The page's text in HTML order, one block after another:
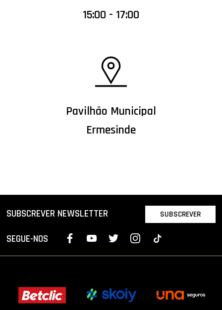
15:00 - 17:00
Pavilhão Municipal
Ermesinde
SUBSCREVER NEWSLETTER SUBSCREVER
SEGUE-NOS